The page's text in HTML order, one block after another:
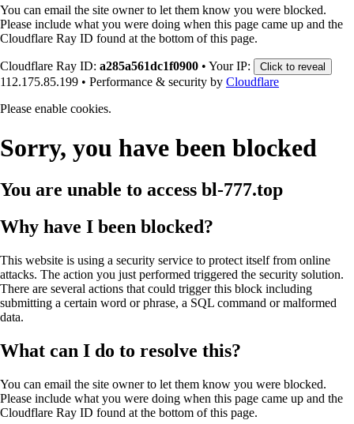
You can email the site owner to let them know you were blocked.
Please include what you were doing when this page came up and the
Cloudflare Ray ID found at the bottom of this page.
Cloudflare Ray ID: a285a561dc1f0900 • Your IP: Click to reveal
112.175.85.199 • Performance & security by Cloudflare
Please enable cookies.
Sorry, you have been blocked
You are unable to access bl-777.top
Why have I been blocked?
This website is using a security service to protect itself from online
attacks. The action you just performed triggered the security solution.
There are several actions that could trigger this block including
submitting a certain word or phrase, a SQL command or malformed
data.
What can I do to resolve this?
You can email the site owner to let them know you were blocked.
Please include what you were doing when this page came up and the
Cloudflare Ray ID found at the bottom of this page.